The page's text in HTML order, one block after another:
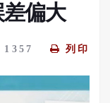
偏大
1357 列印